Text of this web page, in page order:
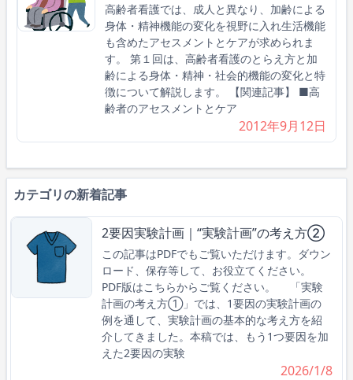
高齢者看護では、成人と異なり、加齢による
身体・精神機能の変化を視野に入れ生活機能
も含めたアセスメントとケアが求められま
す。 第１回は、高齢者看護のとらえ方と加
齢による身体・精神・社会的機能の変化と特
徴について解説します。 【関連記事】 ■高
齢者のアセスメントとケア
2012年9月12日
カテゴリの新着記事
2要因実験計画｜“実験計画”の考え方②
この記事はPDFでもご覧いただけます。ダウン
ロード、保存等して、お役立てください。
PDF版はこちらからご覧ください。 「実験
計画の考え方①」では、1要因の実験計画の
例を通して、実験計画の基本的な考え方を紹
介してきました。本稿では、もう1つ要因を加
えた2要因の実験
2026/1/8